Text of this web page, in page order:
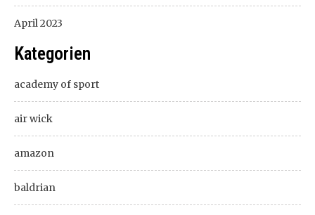
April 2023
Kategorien
academy of sport
air wick
amazon
baldrian